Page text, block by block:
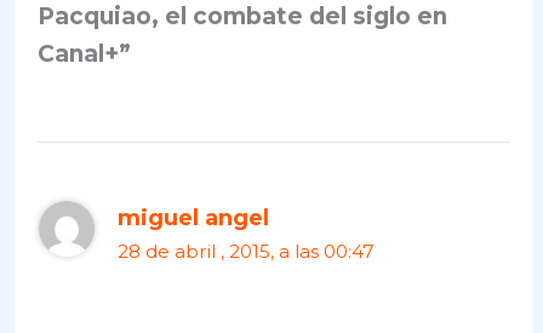
Pacquiao, el combate del siglo en
Canal+”
miguel angel
28 de abril , 2015, a las 00:47